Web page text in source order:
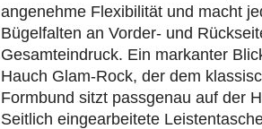
angenehme Flexibilität und macht
Bügelfalten an Vorder- und
Gesamteindruck. Ein markanter
Hauch Glam-Rock, der dem
Formbund sitzt passgenau auf der
Seitlich eingearbeitete